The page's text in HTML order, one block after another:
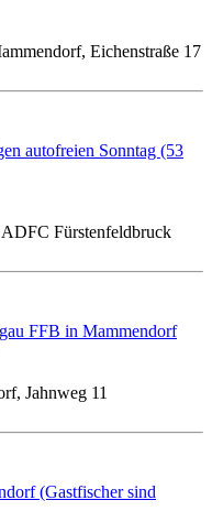
Eichenstraße 17
autofreien Sonntag (53
Fürstenfeldbruck
FFB in Mammendorf
Jahnweg 11
(Gastfischer sind